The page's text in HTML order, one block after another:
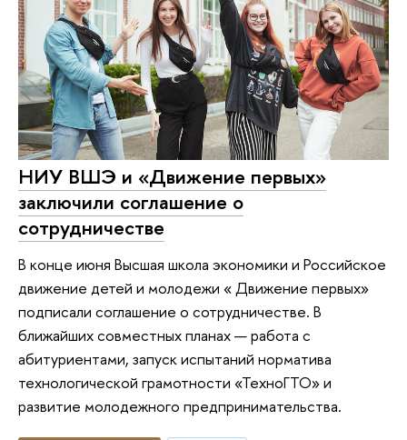
НИУ ВШЭ и «Движение первых»
заключили соглашение о
сотрудничестве
В конце июня Высшая школа экономики и Российское
движение детей и молодежи « Движение первых»
подписали соглашение о сотрудничестве. В
ближайших совместных планах — работа с
абитуриентами, запуск испытаний норматива
технологической грамотности «ТехноГТО» и
развитие молодежного предпринимательства.